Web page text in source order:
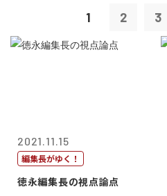
1 2 3
2021.11.15
編集長がゆく！
徳永編集長の視点論点